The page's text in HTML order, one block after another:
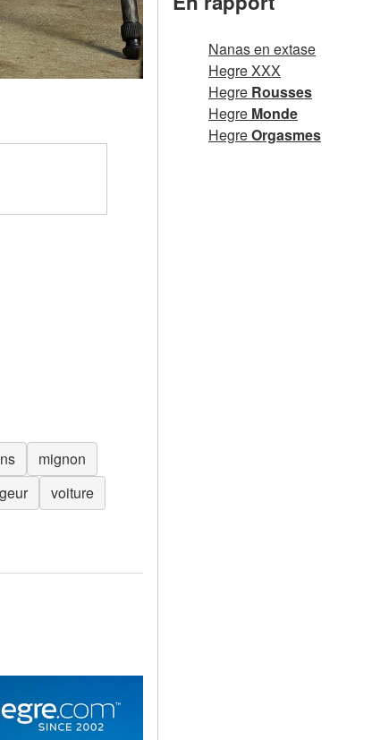
mignon
voiture
Nanas en extase
Hegre XXX
Hegre Rousses
Hegre Monde
HegreOrgasmes